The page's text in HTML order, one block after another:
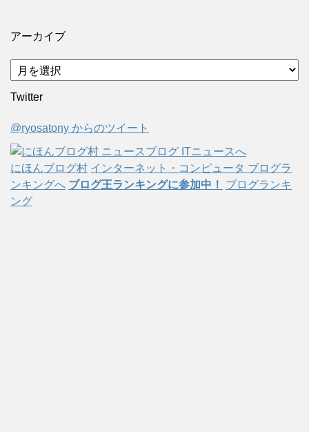
アーカイブ
ア
ー
カ
ブ
Twitter
@ryosatony からのツイート
にほんブログ村 インターネット・コンピュータ ブログラ
ンキングへ ブログ王ランキングに参加中！
ブログランキ
ング